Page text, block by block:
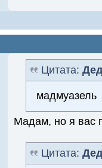
Цитата:
мадмуазель
Мадам, но я вас
Цитата: